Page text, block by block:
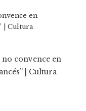
en
| Cultura